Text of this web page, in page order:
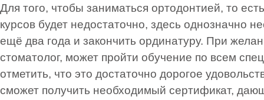
Для того, чтобы заниматься ортодонтией, то
курсов будет недостаточно, здесь однозначно
ещё два года и закончить ординатуру. При
стоматолог, может пройти обучение по всем
отметить, что это достаточно дорогое
сможет получить необходимый сертификат,